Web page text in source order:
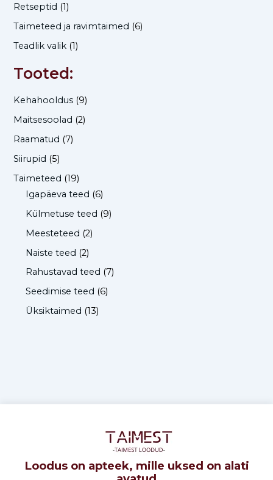
Retseptid (1)
Taimeteed ja ravimtaimed (6)
Teadlik valik (1)
Tooted:
Kehahooldus (9)
Maitsesoolad (2)
Raamatud (7)
Siirupid (5)
Taimeteed (19)
Igapäeva teed (6)
Külmetuse teed (9)
Meesteteed (2)
Naiste teed (2)
Rahustavad teed (7)
Seedimise teed (6)
Üksiktaimed (13)
Loodus on apteek, mille uksed on alati